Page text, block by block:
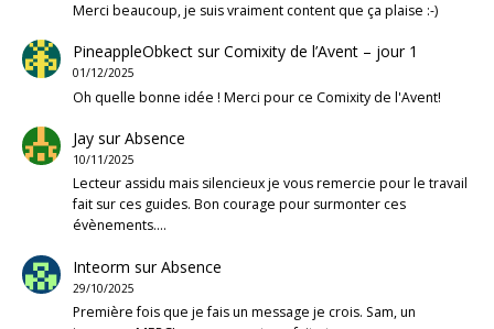
Merci beaucoup, je suis vraiment content que ça plaise :-)
PineappleObkectsurComixity de l’Avent – jour 1
01/12/2025
Oh quelle bonne idée ! Merci pour ce Comixity de l'Avent!
JaysurAbsence
10/11/2025
Lecteur assidu mais silencieux je vous remercie pour le travail
fait sur ces guides. Bon courage pour surmonter ces
évènements.…
Inteorm surAbsence
29/10/2025
Première fois que je fais un message je crois. Sam, un